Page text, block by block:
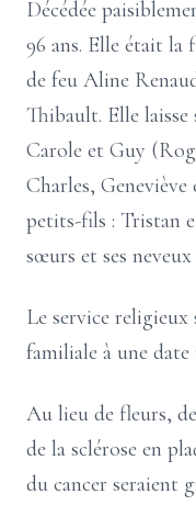
Décédée
96 ans. Elle était la
de feu Aline
Thibault. Elle laisse
Carole et Guy
Charles,
petits-fils : Tristan
sœurs et ses neveux
Le service religieux
familiale à une
Au lieu de fleurs,
de la sclérose en
du cancer seraient